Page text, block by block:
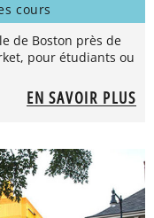
cours
de Boston près de
pour étudiants ou
EN SAVOIR PLUS